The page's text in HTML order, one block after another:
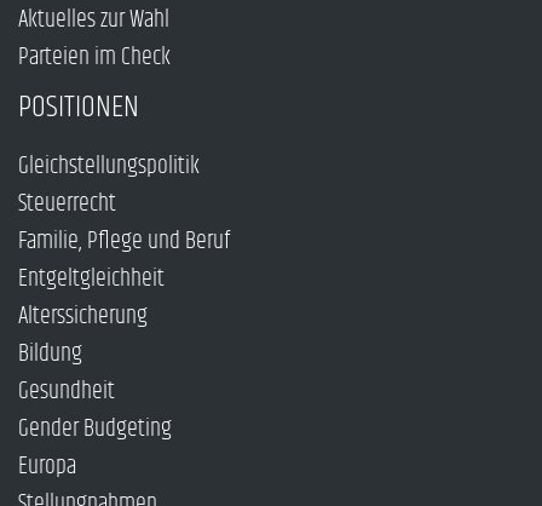
Aktuelles zur Wahl
Parteien im Check
POSITIONEN
Gleichstellungspolitik
Steuerrecht
Familie, Pflege und Beruf
Entgeltgleichheit
Alterssicherung
Bildung
Gesundheit
Gender Budgeting
Europa